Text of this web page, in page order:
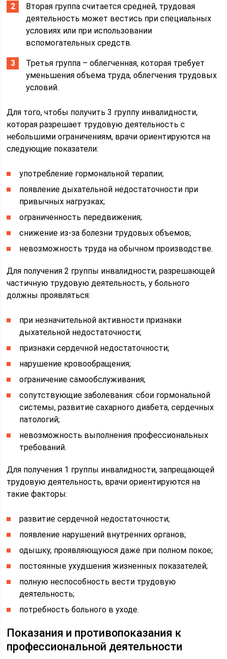
Вторая группа считается средней, трудовая
деятельность может вестись при специальных
условиях или при использовании
вспомогательных средств.
Третья группа – облегченная, которая требует
уменьшения объема труда, облегчения трудовых
условий.
Для того, чтобы получить 3 группу инвалидности,
которая разрешает трудовую деятельность с
небольшими ограничениям, врачи ориентируются на
следующие показатели:
употребление гормональной терапии;
появление дыхательной недостаточности при
привычных нагрузках;
ограниченность передвижения;
снижение из-за болезни трудовых объемов;
невозможность труда на обычном производстве.
Для получения 2 группы инвалидности, разрешающей
частичную трудовую деятельность, у больного
должны проявляться:
при незначительной активности признаки
дыхательной недостаточности;
признаки сердечной недостаточности;
нарушение кровообращения;
ограничение самообслуживания;
сопутствующие заболевания: сбои гормональной
системы, развитие сахарного диабета, сердечных
патологий;
невозможность выполнения профессиональных
требований.
Для получения 1 группы инвалидности, запрещающей
трудовую деятельность, врачи ориентируются на
такие факторы:
развитие сердечной недостаточности;
появление нарушений внутренних органов;
одышку, проявляющуюся даже при полном покое;
постоянные ухудшения жизненных показателей;
полную неспособность вести трудовую
деятельность;
потребность больного в уходе.
Показания и противопоказания к
профессиональной деятельности